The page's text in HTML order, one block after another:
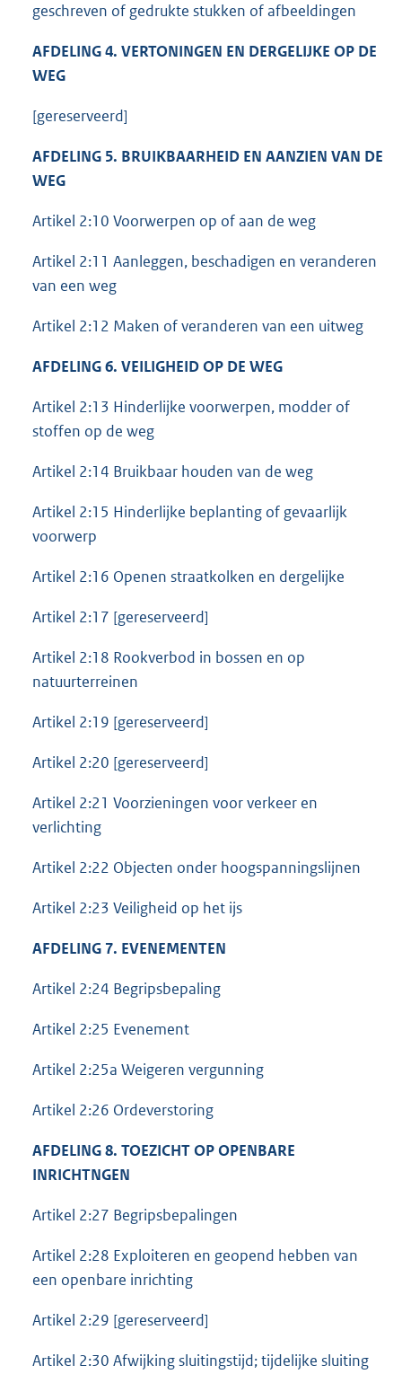
geschreven of gedrukte stukken of afbeeldingen
AFDELING 4. VERTONINGEN EN DERGELIJKE OP DE
WEG
[gereserveerd]
AFDELING 5. BRUIKBAARHEID EN AANZIEN VAN DE
WEG
Artikel 2:10 Voorwerpen op of aan de weg
Artikel 2:11 Aanleggen, beschadigen en veranderen
van een weg
Artikel 2:12 Maken of veranderen van een uitweg
AFDELING 6. VEILIGHEID OP DE WEG
Artikel 2:13 Hinderlijke voorwerpen, modder of
stoffen op de weg
Artikel 2:14 Bruikbaar houden van de weg
Artikel 2:15 Hinderlijke beplanting of gevaarlijk
voorwerp
Artikel 2:16 Openen straatkolken en dergelijke
Artikel 2:17 [gereserveerd]
Artikel 2:18 Rookverbod in bossen en op
natuurterreinen
Artikel 2:19 [gereserveerd]
Artikel 2:20 [gereserveerd]
Artikel 2:21 Voorzieningen voor verkeer en
verlichting
Artikel 2:22 Objecten onder hoogspanningslijnen
Artikel 2:23 Veiligheid op het ijs
AFDELING 7. EVENEMENTEN
Artikel 2:24 Begripsbepaling
Artikel 2:25 Evenement
Artikel 2:25a Weigeren vergunning
Artikel 2:26 Ordeverstoring
AFDELING 8. TOEZICHT OP OPENBARE
INRICHTNGEN
Artikel 2:27 Begripsbepalingen
Artikel 2:28 Exploiteren en geopend hebben van
een openbare inrichting
Artikel 2:29 [gereserveerd]
Artikel 2:30 Afwijking sluitingstijd; tijdelijke sluiting